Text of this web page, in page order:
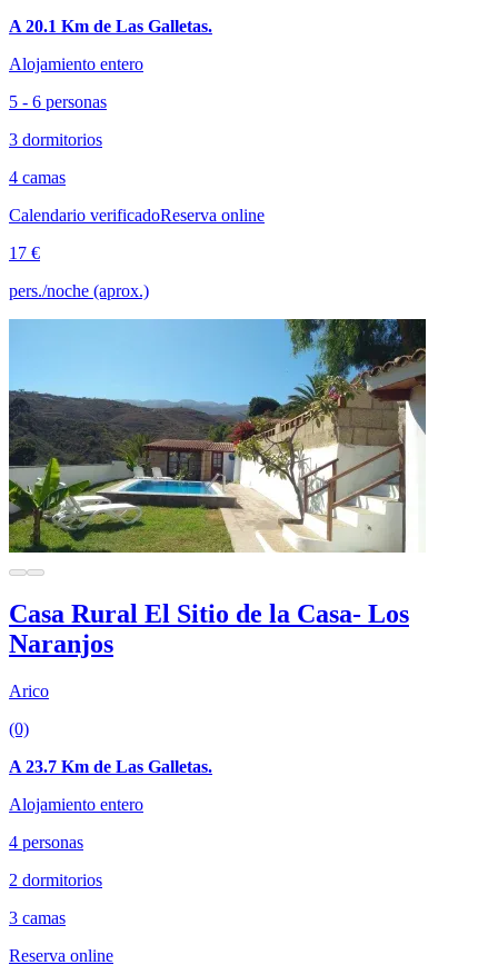
A 20.1 Km de Las Galletas.
Alojamiento entero
5 - 6 personas
3 dormitorios
4 camas
Calendario verificadoReserva online
17 €
pers./noche (aprox.)
Casa Rural El Sitio de la Casa- Los
Naranjos
Arico
(0)
A 23.7 Km de Las Galletas.
Alojamiento entero
4 personas
2 dormitorios
3 camas
Reserva online